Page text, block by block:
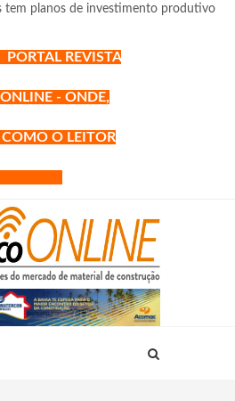
tem planos de investimento produtivo
PORTAL REVISTA
- ONDE,
O LEITOR